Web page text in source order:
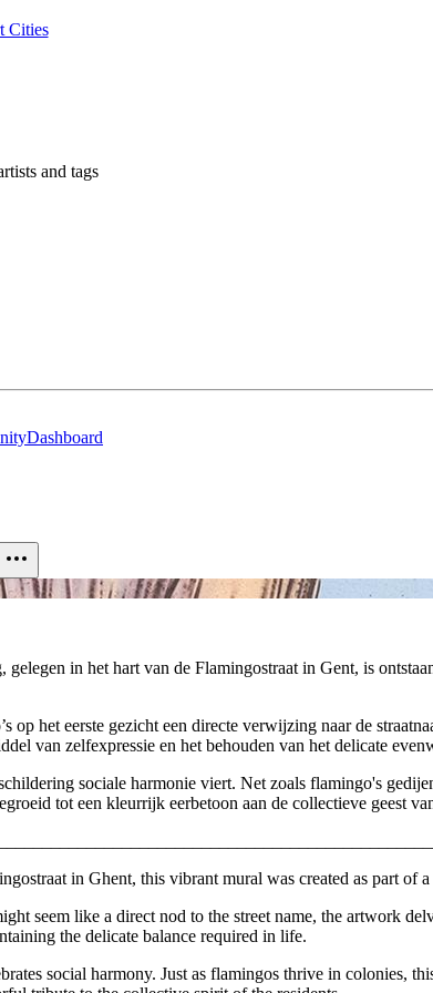
Cities
and tags
Dashboard
in het hart van de Flamingostraat in Gent, is
op het eerste gezicht een directe verwijzing naar de
van zelfexpressie en het behouden van het delicate
sociale harmonie viert. Net zoals flamingo's
tot een kleurrijk eerbetoon aan de collectieve geest
in Ghent, this vibrant mural was created as part
seem like a direct nod to the street name, the artwork
the delicate balance required in life.
social harmony. Just as flamingos thrive in colonies,